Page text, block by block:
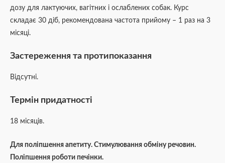
дозу для лактуючих, вагітних і ослаблених собак. Курс
складає 30 діб, рекомендована частота прийому – 1 раз на 3
місяці.
Застереження та протипоказання
Відсутні.
Термін придатності
18 місяців.
Для поліпшення апетиту. Стимулювання обміну речовин.
Поліпшення роботи печінки.